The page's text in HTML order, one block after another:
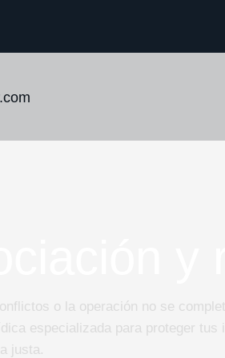
o la operación no se
especializada para proteger tus
justa.